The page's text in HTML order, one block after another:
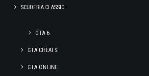
SCUDERIA CLASSIC
GTA 6
GTA CHEATS
GTA ONLINE